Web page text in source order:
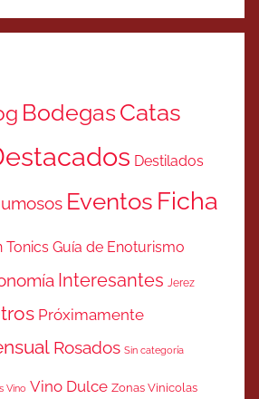
BodegasCatas
Destilados
Eventos Ficha
Tonics Guía de Enoturismo
Interesantes Jerez
Próximamente
Rosados Sin categoría
Vino Vino Dulce Zonas Vinicolas